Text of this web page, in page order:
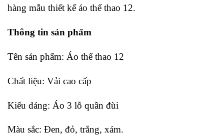
hàng mẫu thiết kế áo thể thao 12.
Thông tin sản phẩm
Tên sản phẩm: Áo thể thao 12
Chất liệu: Vải cao cấp
Kiểu dáng: Áo 3 lỗ quần đùi
Màu sắc: Đen, đỏ, trắng, xám.